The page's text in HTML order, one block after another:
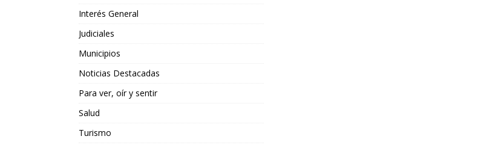
Interés General
Judiciales
Municipios
Noticias Destacadas
Para ver, oír y sentir
Salud
Turismo